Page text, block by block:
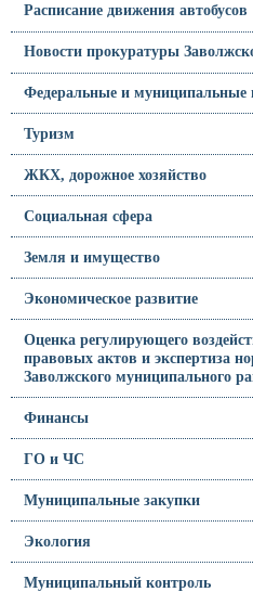
Расписание движения автобусов
Новости прокуратуры
Федеральные и
Туризм
ЖКХ, дорожное хозяйство
Социальная сфера
Земля и имущество
Экономическое развитие
Оценка регулирующего
правовых актов и экспертиза
Заволжского муниципального
Финансы
ГО и ЧС
Муниципальные закупки
Экология
Муниципальный контроль